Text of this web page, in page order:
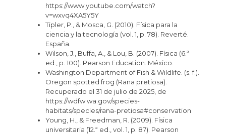
https://www.youtube.com/watch?
v=wxvq4XA5Y5Y
Tipler, P., & Mosca, G. (2010). Física para la
ciencia y la tecnología (vol. 1, p. 78). Reverté.
España.
Wilson, J., Buffa, A., & Lou, B. (2007). Física (6.ª
ed., p. 100). Pearson Education. México.
Washington Department of Fish & Wildlife. (s. f.).
Oregon spotted frog (Rana pretiosa).
Recuperado el 31 de julio de 2025, de
https://wdfw.wa.gov/species-
habitats/species/rana-pretiosa#conservation
Young, H., & Freedman, R. (2009). Física
universitaria (12.ª ed., vol. 1, p. 87). Pearson